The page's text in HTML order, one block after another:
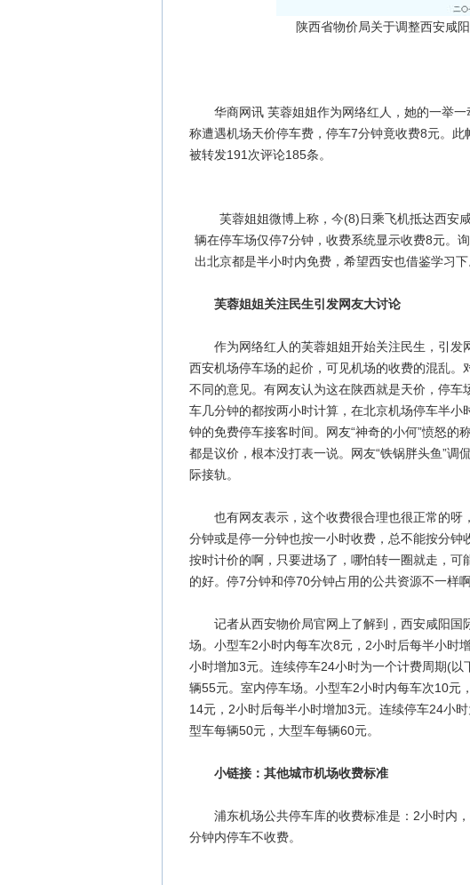
陕西省物价局关于调整西安咸
华商网讯 芙蓉姐姐作为网络红人，她的一举一
称遭遇机场天价停车费，停车7分钟竟收费8元。
被转发191次评论185条。
芙蓉姐姐微博上称，今(8)日乘飞机抵达西安
辆在停车场仅停7分钟，收费系统显示收费8元。
出北京都是半小时内免费，希望西安也借鉴学习下
芙蓉姐姐关注民生引发网友大讨论
作为网络红人的芙蓉姐姐开始关注民生，引发
西安机场停车场的起价，可见机场的收费的混乱
不同的意见。有网友认为这在陕西就是天价，停
车几分钟的都按两小时计算，在北京机场停车半
钟的免费停车接客时间。网友“神奇的小何”愤怒
都是议价，根本没打表一说。网友“铁锅胖头鱼”调
际接轨。
也有网友表示，这个收费很合理也很正常的呀
分钟或是停一分钟也按一小时收费，总不能按分
按时计价的啊，只要进场了，哪怕转一圈就走，
的好。停7分钟和停70分钟占用的公共资源不一样啊
记者从西安物价局官网上了解到，西安咸阳国
场。小型车2小时内每车次8元，2小时后每半小时
小时增加3元。连续停车24小时为一个计费周期(
辆55元。室内停车场。小型车2小时内每车次10元
14元，2小时后每半小时增加3元。连续停车24小
型车每辆50元，大型车每辆60元。
小链接：其他城市机场收费标准
浦东机场公共停车库的收费标准是：2小时内，
分钟内停车不收费。